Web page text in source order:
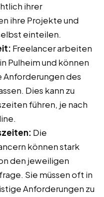
ihrer
ihre Projekte und
einteilen.
Freelancer arbeiten
Pulheim und können
Anforderungen des
Dies kann zu
führen, je nach
Die
können stark
den jeweiligen
Sie müssen oft in
Anforderungen zu